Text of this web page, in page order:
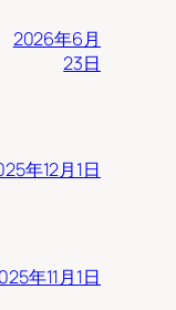
2026年6月
23日
年12月1日
年11月1日